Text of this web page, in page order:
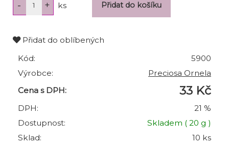
ks
Přidat do oblíbených
Kód:
5900
Výrobce:
Preciosa Ornela
Cena s DPH:
33 Kč
DPH:
21 %
Dostupnost:
Skladem ( 20 g )
Sklad:
10 ks